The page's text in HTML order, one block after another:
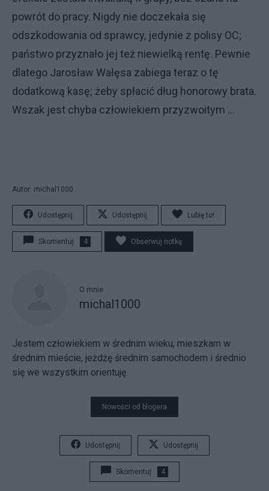
powrót do pracy. Nigdy nie doczekała się
odszkodowania od sprawcy, jedynie z polisy OC;
państwo przyznało jej też niewielką rentę. Pewnie
dlatego Jarosław Wałęsa zabiega teraz o tę
dodatkową kasę; żeby spłacić dług honorowy brata.
Wszak jest chyba człowiekiem przyzwoitym ...
Autor: michal1000
Udostępnij Udostępnij Lubię to!
Skomentuj 4 Obserwuj notkę
O mnie
michal1000
Jestem człowiekiem w średnim wieku, mieszkam w
średnim mieście, jeżdżę średnim samochodem i średnio
się we wszystkim orientuję.
Nowości od blogera
Udostępnij Udostępnij
Skomentuj 4